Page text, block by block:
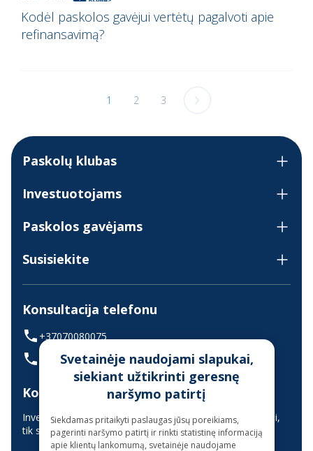
Kodėl paskolos gavėjui vertėtų pagalvoti apie
refinansavimą?
1 2 3
Paskolų klubas
Investuotojams
Paskolos gavėjams
Susisiekite
Konsultacija telefonu
+37070080075
(skambinant iš užsienio +37068700300)
Konsultavimas gyvai
Investuotojų aptarnavimas vyksta nuotoliniu būdu (gyvai,
tik suderinus laiką iš anksto)
Svetainėje naudojami slapukai,
siekiant užtikrinti geresnę
naršymo patirtį
Siekdamas pritaikyti paslaugas jūsų poreikiams,
pagerinti naršymo patirtį ir rinkti statistinę informaciją
apie klientų lankomumą, svetainėje naudojame